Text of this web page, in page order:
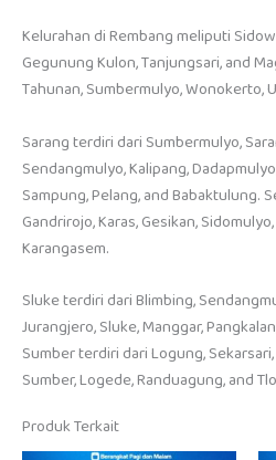
Kelurahan di Rembang meliputi
Gegunung Kulon, Tanjungsari, and
Tahunan, Sumbermulyo, Wonokerto,
Sarang terdiri dari Sumbermulyo,
Sendangmulyo, Kalipang,
Sampung, Pelang, and Babaktulung.
Gandrirojo, Karas, Gesikan,
Karangasem.
Sluke terdiri dari Blimbing,
Jurangjero, Sluke, Manggar,
Sumber terdiri dari Logung,
Sumber, Logede, Randuagung, and
Produk Terkait